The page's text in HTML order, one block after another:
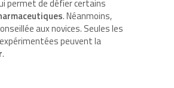
permet de défier certains
. Néanmoins,
aux novices. Seules les
peuvent la
.